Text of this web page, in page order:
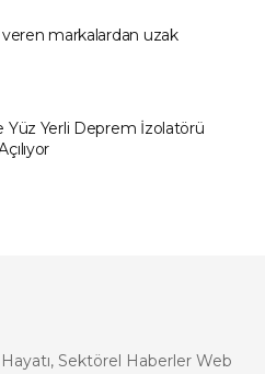
veren markalardan uzak
Yüz Yerli Deprem İzolatörü
Sektörel Haberler Web